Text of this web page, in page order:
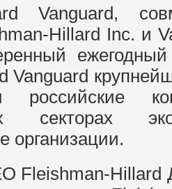
Vanguard,
Hillard Inc. и
Vanguard
российские
секторах
организации.
Fleishman-Hillard